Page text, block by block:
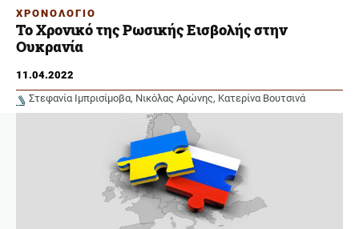
ΧΡΟΝΟΛΟΓΙΟ
Το Χρονικό της Ρωσικής Εισβολής στην
Ουκρανία
11.04.2022
Στεφανία Ιμπρισίμοβα Νικόλας Αρώνης Κατερίνα Βουτσινά